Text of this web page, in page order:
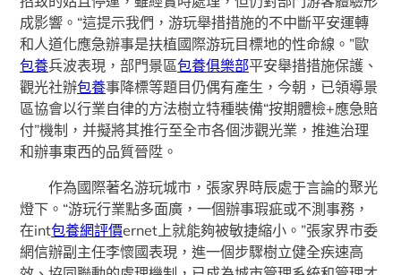
成影響。“這提示我們，游玩舉措措施的不中斷平安運轉
和人道化應急辦事是扶植國際游玩目標地的性命線。”歐
包養兵波表現，部門景區包養俱樂部平安舉措措施保護、
觀光社辦包養事降標等題目仍偶有產生，今朝，已領導景
區協會以行業自律的方法樹立特種裝備“按期體檢+應急賠
付”機制，并擬將其推行至全市各個涉觀光業，推進治理
和辦事東西的品質晉陞。
作為國際著名游玩城市，張家界時辰處于言論的聚光
燈下。“游玩行業點多面廣，一個辦事瑕疵或不測事務，
在int包養網評價ernet上就能夠被敏捷縮小。”張家界市委
網信辦副主任李懷國表現，進一個步驟樹立健全疾速高